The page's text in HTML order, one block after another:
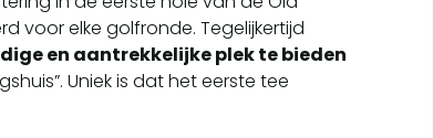
voor elke golfronde. Tegelijkertijd
en aantrekkelijke plek te bieden
Uniek is dat het eerste tee